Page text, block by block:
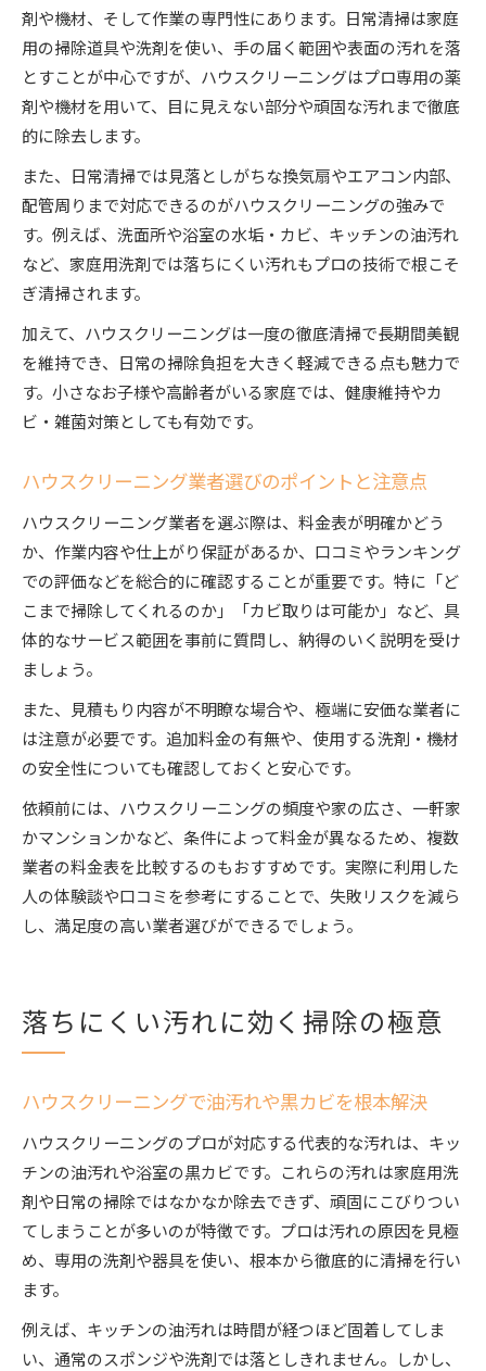
剤や機材、そして作業の専門性にあります。日常清掃は家庭
用の掃除道具や洗剤を使い、手の届く範囲や表面の汚れを落
とすことが中心ですが、ハウスクリーニングはプロ専用の薬
剤や機材を用いて、目に見えない部分や頑固な汚れまで徹底
的に除去します。
また、日常清掃では見落としがちな換気扇やエアコン内部、
配管周りまで対応できるのがハウスクリーニングの強みで
す。例えば、洗面所や浴室の水垢・カビ、キッチンの油汚れ
など、家庭用洗剤では落ちにくい汚れもプロの技術で根こそ
ぎ清掃されます。
加えて、ハウスクリーニングは一度の徹底清掃で長期間美観
を維持でき、日常の掃除負担を大きく軽減できる点も魅力で
す。小さなお子様や高齢者がいる家庭では、健康維持やカ
ビ・雑菌対策としても有効です。
ハウスクリーニング業者選びのポイントと注意点
ハウスクリーニング業者を選ぶ際は、料金表が明確かどう
か、作業内容や仕上がり保証があるか、口コミやランキング
での評価などを総合的に確認することが重要です。特に「ど
こまで掃除してくれるのか」「カビ取りは可能か」など、具
体的なサービス範囲を事前に質問し、納得のいく説明を受け
ましょう。
また、見積もり内容が不明瞭な場合や、極端に安価な業者に
は注意が必要です。追加料金の有無や、使用する洗剤・機材
の安全性についても確認しておくと安心です。
依頼前には、ハウスクリーニングの頻度や家の広さ、一軒家
かマンションかなど、条件によって料金が異なるため、複数
業者の料金表を比較するのもおすすめです。実際に利用した
人の体験談や口コミを参考にすることで、失敗リスクを減ら
し、満足度の高い業者選びができるでしょう。
落ちにくい汚れに効く掃除の極意
ハウスクリーニングで油汚れや黒カビを根本解決
ハウスクリーニングのプロが対応する代表的な汚れは、キッ
チンの油汚れや浴室の黒カビです。これらの汚れは家庭用洗
剤や日常の掃除ではなかなか除去できず、頑固にこびりつい
てしまうことが多いのが特徴です。プロは汚れの原因を見極
め、専用の洗剤や器具を使い、根本から徹底的に清掃を行い
ます。
例えば、キッチンの油汚れは時間が経つほど固着してしま
い、通常のスポンジや洗剤では落としきれません。しかし、